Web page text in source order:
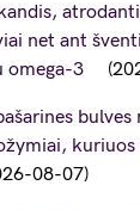
net ant
omega-3
bulves
08-07